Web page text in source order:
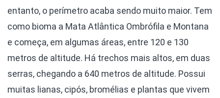
entanto, o perímetro acaba sendo muito maior. Tem
como bioma a Mata Atlântica Ombrófila e Montana
e começa, em algumas áreas, entre 120 e 130
metros de altitude. Há trechos mais altos, em duas
serras, chegando a 640 metros de altitude. Possui
muitas lianas, cipós, bromélias e plantas que vivem